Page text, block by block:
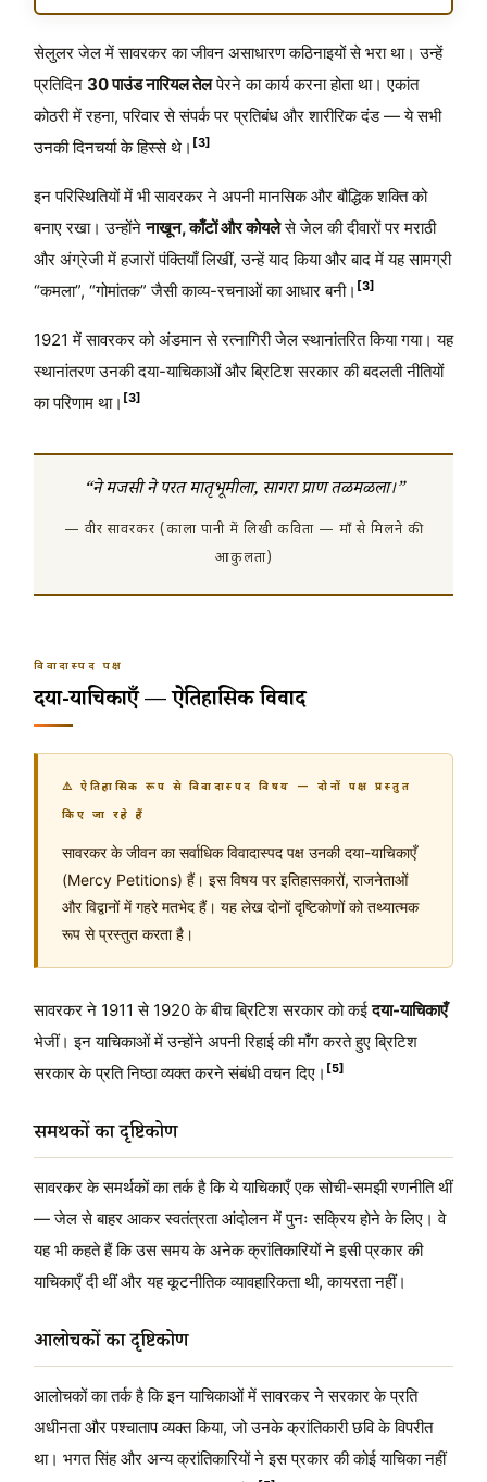
सेलुलर जेल में सावरकर का जीवन असाधारण कठिनाइयों से भरा था। उन्हें
प्रतिदिन 30 पाउंड नारियल तेलपेरने का कार्य करना होता था। एकांत
कोठरी में रहना, परिवार से संपर्क पर प्रतिबंध और शारीरिक दंड — ये सभी
उनकी दिनचर्या के हिस्से थे। [3]
इन परिस्थितियों में भी सावरकर ने अपनी मानसिक और बौद्धिक शक्ति को
बनाए रखा। उन्होंनेनाखून, काँटों और कोयलेसे जेल की दीवारों पर मराठी
और अंग्रेजी में हजारों पंक्तियाँ लिखीं, उन्हें याद किया और बाद में यह सामग्री
“कमला”, “गोमांतक” जैसी काव्य-रचनाओं का आधार बनी। [3]
1921 में सावरकर को अंडमान से रत्नागिरी जेल स्थानांतरित किया गया। यह
स्थानांतरण उनकी दया-याचिकाओं और ब्रिटिश सरकार की बदलती नीतियों
का परिणाम था। [3]
“ने मजसी ने परत मातृभूमीला, सागरा प्राण तळमळला।”
— वीर सावरकर (काला पानी में लिखी कविता — माँ से मिलने की
आकुलता)
विवादास्पद पक्ष
दया-याचिकाएँ — ऐतिहासिक विवाद
⚠️ ऐतिहासिक रूप से विवादास्पद विषय — दोनों पक्ष प्रस्तुत
किए जा रहे हैं
सावरकर के जीवन का सर्वाधिक विवादास्पद पक्ष उनकी दया-याचिकाएँ
(Mercy Petitions) हैं। इस विषय पर इतिहासकारों, राजनेताओं
और विद्वानों में गहरे मतभेद हैं। यह लेख दोनों दृष्टिकोणों को तथ्यात्मक
रूप से प्रस्तुत करता है।
सावरकर ने 1911 से 1920 के बीच ब्रिटिश सरकार को कईदया-याचिकाएँ
भेजीं। इन याचिकाओं में उन्होंने अपनी रिहाई की माँग करते हुए ब्रिटिश
सरकार के प्रति निष्ठा व्यक्त करने संबंधी वचन दिए। [5]
समर्थकों का दृष्टिकोण
सावरकर के समर्थकों का तर्क है कि ये याचिकाएँ एक सोची-समझी रणनीति थीं
— जेल से बाहर आकर स्वतंत्रता आंदोलन में पुनः सक्रिय होने के लिए। वे
यह भी कहते हैं कि उस समय के अनेक क्रांतिकारियों ने इसी प्रकार की
याचिकाएँ दी थीं और यह कूटनीतिक व्यावहारिकता थी, कायरता नहीं।
आलोचकों का दृष्टिकोण
आलोचकों का तर्क है कि इन याचिकाओं में सावरकर ने सरकार के प्रति
अधीनता और पश्चाताप व्यक्त किया, जो उनके क्रांतिकारी छवि के विपरीत
था। भगत सिंह और अन्य क्रांतिकारियों ने इस प्रकार की कोई याचिका नहीं